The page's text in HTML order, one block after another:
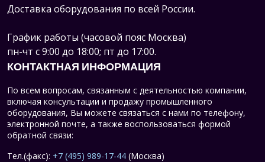
Доставка оборудования по всей России.
График работы (часовой пояс Москва)
пн-чт с 9:00 до 18:00; пт до 17:00.
КОНТАКТНАЯ ИНФОРМАЦИЯ
По всем вопросам, связанным с деятельностью компании,
включая консультации и продажу промышленного
оборудования, Вы можете связаться с нами по телефону,
электронной почте, а также воспользоваться формой
обратной связи:
Тел.(факс): +7 (495) 989-17-44 (Москва)